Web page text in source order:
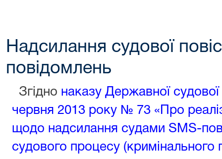
Надсилання судової
повідомлень
Згідно наказу Державної судової
червня 2013 року № 73 «Про
щодо надсилання судами SMS-
судового процесу (кримінального